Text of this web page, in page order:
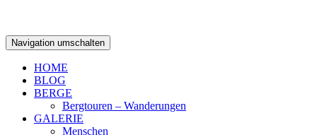
Navigation umschalten
HOME
BLOG
BERGE
Bergtouren – Wanderungen
GALERIE
Menschen